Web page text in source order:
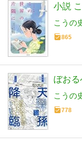
小説
こうの
865
ぼお
こうの
778